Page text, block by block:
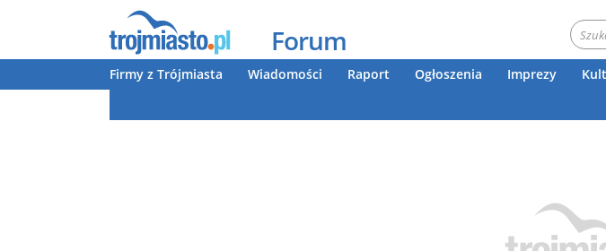
Forum
Firmy z Trójmiasta Wiadomości Raport Ogłoszenia Imprezy